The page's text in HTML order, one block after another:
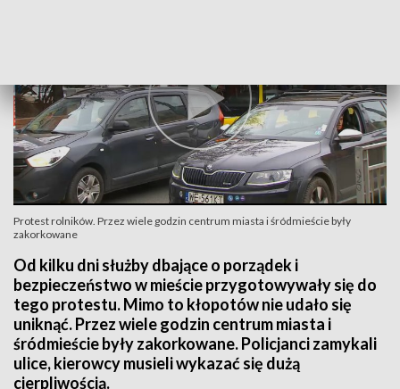
Protest rolników. Przez wiele godzin centrum miasta i śródmieście były
zakorkowane
Od kilku dni służby dbające o porządek i
bezpieczeństwo w mieście przygotowywały się do
tego protestu. Mimo to kłopotów nie udało się
uniknąć. Przez wiele godzin centrum miasta i
śródmieście były zakorkowane. Policjanci zamykali
ulice, kierowcy musieli wykazać się dużą
cierpliwością.